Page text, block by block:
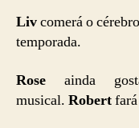
Livcomerá o
temporada.
Rose ainda
musical. Robert